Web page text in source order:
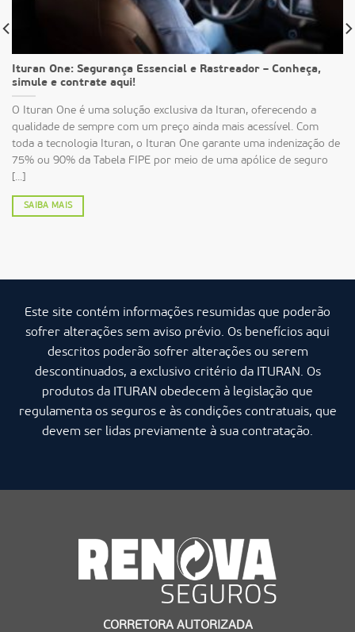
Ituran One: Segurança Essencial e Rastreador – Conheça,
simule e contrate aqui!
O Ituran One é uma solução exclusiva da Ituran, oferecendo a
qualidade de sempre com um preço ainda mais acessível. Com
toda a tecnologia Ituran, o Ituran One garante uma indenização de
75% ou 90% da Tabela FIPE por meio de uma apólice de seguro
[...]
SAIBA MAIS
Este site contém informações resumidas que poderão
sofrer alterações sem aviso prévio. Os benefícios aqui
descritos poderão sofrer alterações ou serem
descontinuados, a exclusivo critério da ITURAN. Os
produtos da ITURAN obedecem à legislação que
regulamenta os seguros e às condições contratuais, que
devem ser lidas previamente à sua contratação.
CORRETORA AUTORIZADA